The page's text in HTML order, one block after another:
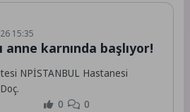
15:35
anne karnında başlıyor!
NPİSTANBUL Hastanesi
0 0